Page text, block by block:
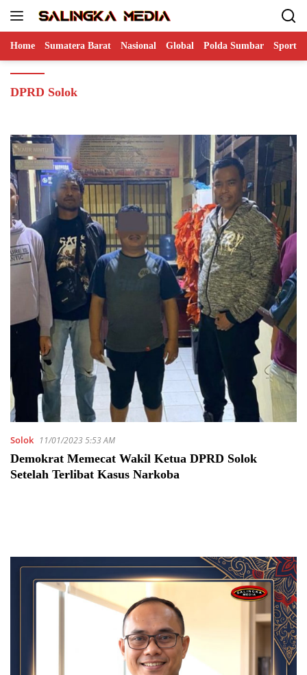
Home Sumatera Barat Nasional Global Polda Sumbar Sports
DPRD Solok
Solok 11/01/2023 5:53 AM
Demokrat Memecat Wakil Ketua DPRD Solok
Setelah Terlibat Kasus Narkoba